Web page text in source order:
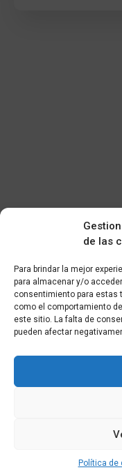
de las
Para brindar la mejor
para almacenar y/o
consentimiento para estas
como el comportamiento
este sitio. La falta de
pueden afectar
Política de